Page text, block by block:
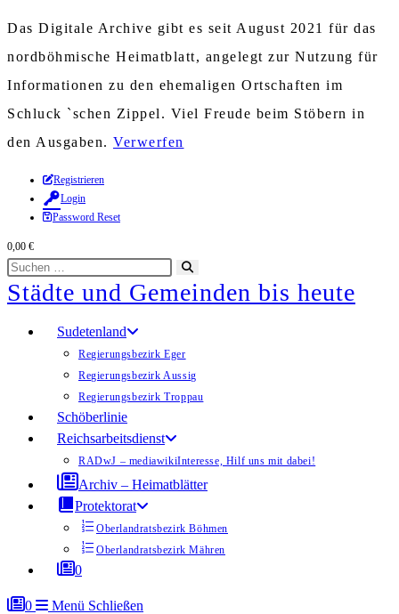
Das Digitale Archive gibt es seit August 2021 für das
nordböhmische Heimatblatt, angelegt zur Nutzung für
Informationen zu den ehemaligen Ortschaften im
Schluck `schen Zippel. Viel Freude beim Stöbern in
den Ausgaben. Verwerfen
Zum
Inhalt
springen
Registrieren
Login
Password Reset
0,00 €
Diese
Website
durchsuchen
starten
Städte und Gemeinden bis heute
Sudetenland
Regierungsbezirk Eger
Regierungsbezirk Aussig
Regierungsbezirk Troppau
Schöberlinie
Reichsarbeitsdienst
RADwJ – mediawikiInteresse, Hilf uns mit dabei!
Archiv – Heimatblätter
Protektorat
Oberlandratsbezirk Böhmen
Oberlandratsbezirk Mähren
0
0 Menü Schließen